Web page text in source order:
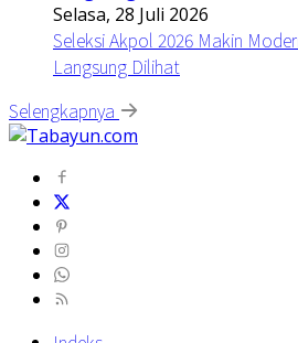
Selasa, 28 Juli 2026
Seleksi Akpol 2026 Makin
Langsung Dilihat
Selengkapnya